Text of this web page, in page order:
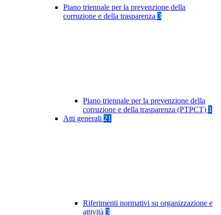
Piano triennale per la prevenzione della
corruzione e della trasparenza 3
Piano triennale per la prevenzione della
corruzione e della trasparenza (PTPCT) 1
Atti generali 21
Riferimenti normativi su organizzazione e
attività 3